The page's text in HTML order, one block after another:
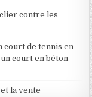
contre les
court de tennis en
court en béton
la vente